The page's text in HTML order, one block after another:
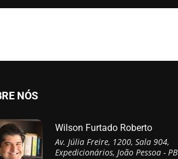
NÓS
Wilson Furtado Roberto
Av. Júlia Freire, 1200, Sala 904,
Expedicionários, João Pessoa - PB